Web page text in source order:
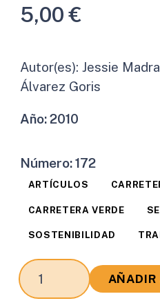
5,00€
Autor(es): Jessie
Álvarez Goris
Año:2010
Número:172
ARTÍCULOS
CARRETERA VERDE
SOSTENIBILIDAD
Indicadores
para
AÑADIR